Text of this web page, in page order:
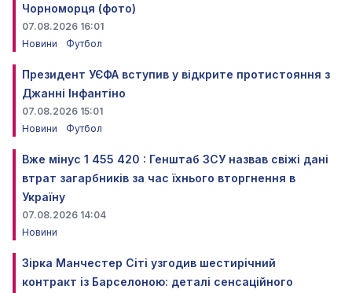
Чорноморця (фото)
07.08.2026 16:01
Новини
Футбол
Президент УЄФА вступив у відкрите протистояння з
Джанні Інфантіно
07.08.2026 15:01
Новини
Футбол
Вже мінус 1 455 420 : Генштаб ЗСУ назвав свіжі дані
втрат загарбників за час їхнього вторгнення в
Україну
07.08.2026 14:04
Новини
Зірка Манчестер Сіті узгодив шестирічний
контракт із Барселоною: деталі сенсаційного